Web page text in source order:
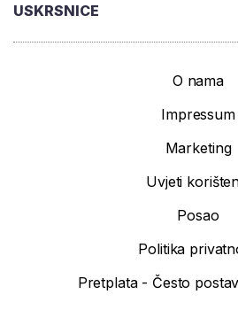
USKRSNICE
O nama
Impressum
Marketing
Uvjeti
Posao
Politika
Pretplata - Često